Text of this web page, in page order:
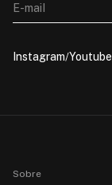
E-mail
Instagram Youtube
Sobre